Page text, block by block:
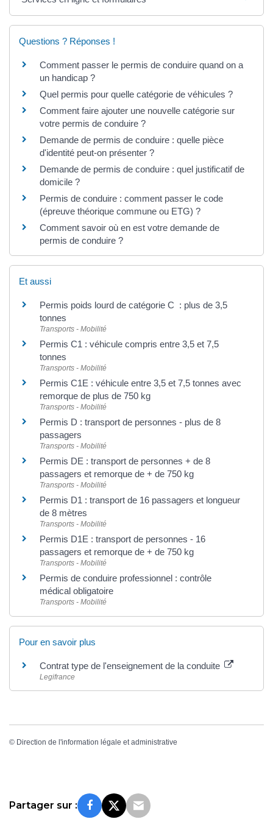
Questions ? Réponses !
Comment passer le permis de conduire quand on a
un handicap ?
Quel permis pour quelle catégorie de véhicules ?
Comment faire ajouter une nouvelle catégorie sur
votre permis de conduire ?
Demande de permis de conduire : quelle pièce
d'identité peut-on présenter ?
Demande de permis de conduire : quel justificatif de
domicile ?
Permis de conduire : comment passer le code
(épreuve théorique commune ou ETG) ?
Comment savoir où en est votre demande de
permis de conduire ?
Et aussi
Permis poids lourd de catégorie C : plus de 3,5
tonnes
Transports - Mobilité
Permis C1 : véhicule compris entre 3,5 et 7,5
tonnes
Transports - Mobilité
Permis C1E : véhicule entre 3,5 et 7,5 tonnes avec
remorque de plus de 750 kg
Transports - Mobilité
Permis D : transport de personnes - plus de 8
passagers
Transports - Mobilité
Permis DE : transport de personnes + de 8
passagers et remorque de + de 750 kg
Transports - Mobilité
Permis D1 : transport de 16 passagers et longueur
de 8 mètres
Transports - Mobilité
Permis D1E : transport de personnes - 16
passagers et remorque de + de 750 kg
Transports - Mobilité
Permis de conduire professionnel : contrôle
médical obligatoire
Transports - Mobilité
Pour en savoir plus
Contrat type de l'enseignement de la conduite
Legifrance
© Direction de l'information légale et administrative
Partager sur :